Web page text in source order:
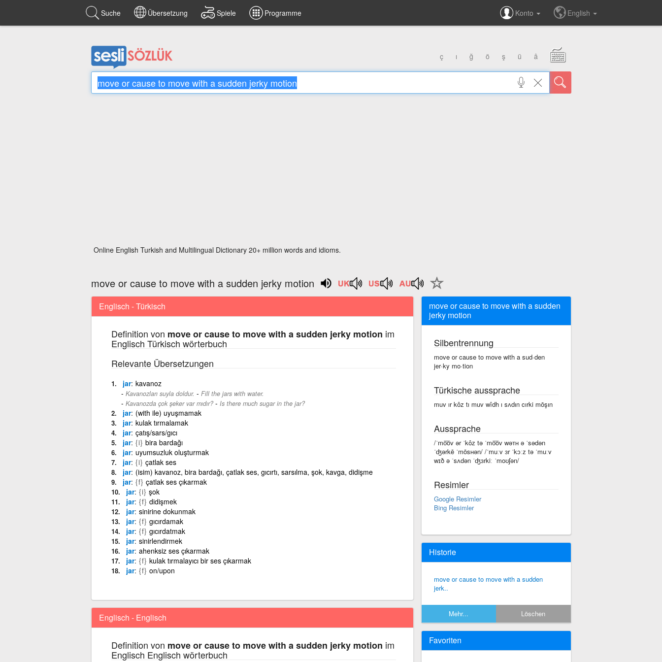
Suche Übersetzung Spiele Programme Konto English
ç ı ğ ö ş ü â
Online English Turkish and Multilingual Dictionary 20+ million words and idioms.
move or cause to move with a sudden jerky motion
Englisch - Türkisch
Definition von move or cause to move with a sudden jerky motion im
Englisch Türkisch wörterbuch
Relevante Übersetzungen
jar kavanoz
Kavanozları suyla doldur. - Fill the jars with water.
Kavanozda çok şeker var mıdır?- Is there much sugar in the jar?
jar (with ile) uyuşmamak
jar kulak tırmalamak
jar çatış/sars/gıcı
jar {i} bira bardağı
jar uyumsuzluk oluşturmak
jar {i} çatlak ses
jar (isim) kavanoz, bira bardağı, çatlak ses, gıcırtı, sarsılma, şok, kavga, didişme
jar {f} çatlak ses çıkarmak
jar {i} şok
jar {f} didişmek
jar sinirine dokunmak
jar {f} gıcırdamak
jar {f} gıcırdatmak
jar sinirlendirmek
jar ahenksiz ses çıkarmak
jar {f} kulak tırmalayıcı bir ses çıkarmak
jar {f} on/upon
Englisch - Englisch
Definition von move or cause to move with a sudden jerky motion im
Englisch Englisch wörterbuch
move or cause to move with a sudden
jerky motion
Silbentrennung
move or cause to move with a sud·den
jer·ky mo·tion
Türkische aussprache
muv ır kôz tı muv wîdh ı sʌdın cırki mōşın
Aussprache
/ˈmo͞ov ər ˈkôz tə ˈmo͞ov wəᴛʜ ə ˈsədən
ˈʤərkē ˈmōsʜən/ /ˈmuːv ɜr ˈkɔːz tə ˈmuːv
wɪð ə ˈsʌdən ˈʤɜrkiː ˈmoʊʃən/
Resimler
Google Resimler
Bing Resimler
Historie
move or cause to move with a sudden
jerk..
Mehr... Löschen
Favoriten